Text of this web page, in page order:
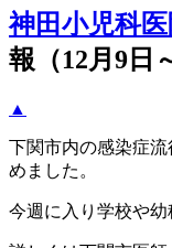
神田小児科
報（12月9日
▲
下関市内の感染症
めました。
今週に入り学校や幼